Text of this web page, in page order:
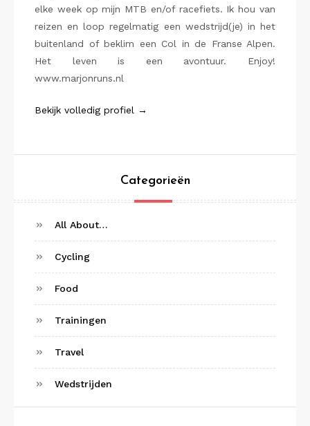
elke week op mijn MTB en/of racefiets. Ik hou van
reizen en loop regelmatig een wedstrijd(je) in het
buitenland of beklim een Col in de Franse Alpen.
Het leven is een avontuur. Enjoy!
www.marjonruns.nl
Bekijk volledig profiel →
Categorieën
All About…
Cycling
Food
Trainingen
Travel
Wedstrijden